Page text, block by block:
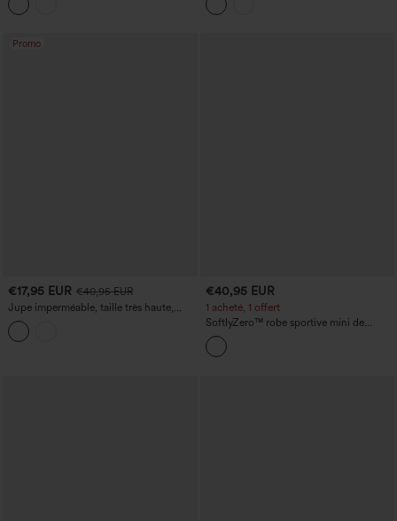
Promo
€17,95 EUR €40,95 EUR
Jupe imperméable, taille très haute,
ceinturée, avec fermeture éclair, mini
coupe A-line en ripstop style cargo de
camping, avec poches.
€40,95 EUR
1 acheté, 1 offert
SoftlyZero™ robe sportive mini de
tennis, aérienne à dos nageur, avec
découpe, poche 2-en-1 et technologie
InstantCool